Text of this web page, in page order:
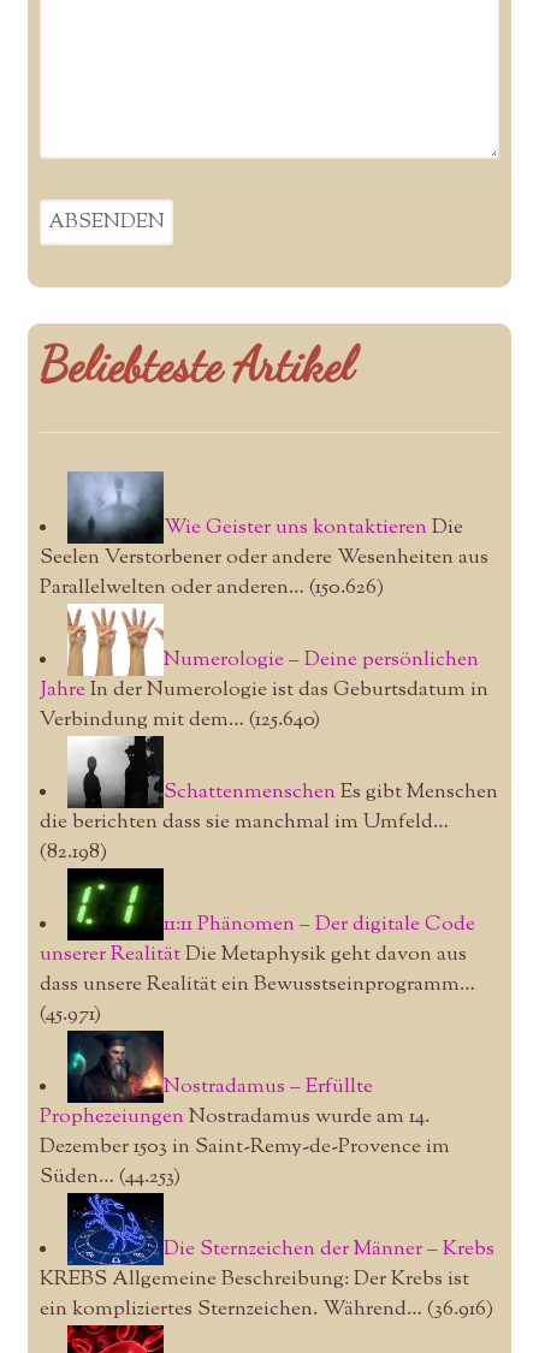
Beliebteste Artikel
Wie Geister uns kontaktierenDie
Seelen Verstorbener oder andere Wesenheiten aus
Parallelwelten oder anderen… (150.626)
Numerologie – Deine persönlichen
JahreIn der Numerologie ist das Geburtsdatum in
Verbindung mit dem… (125.640)
SchattenmenschenEs gibt Menschen
die berichten dass sie manchmal im Umfeld…
(82.198)
11:11 Phänomen – Der digitale Code
unserer RealitätDie Metaphysik geht davon aus
dass unsere Realität ein Bewusstseinprogramm…
(45.971)
Nostradamus – Erfüllte
ProphezeiungenNostradamus wurde am 14.
Dezember 1503 in Saint-Remy-de-Provence im
Süden… (44.253)
Die Sternzeichen der Männer – Krebs
KREBS Allgemeine Beschreibung: Der Krebs ist
ein kompliziertes Sternzeichen. Während… (36.916)